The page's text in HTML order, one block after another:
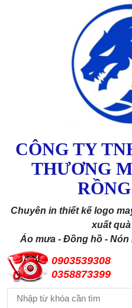
CÔNG TY
THƯƠNG
Chuyên in thiết kế logo
xuất
Áo mưa - Đồng hồ - Nón
0903539308
0358873399